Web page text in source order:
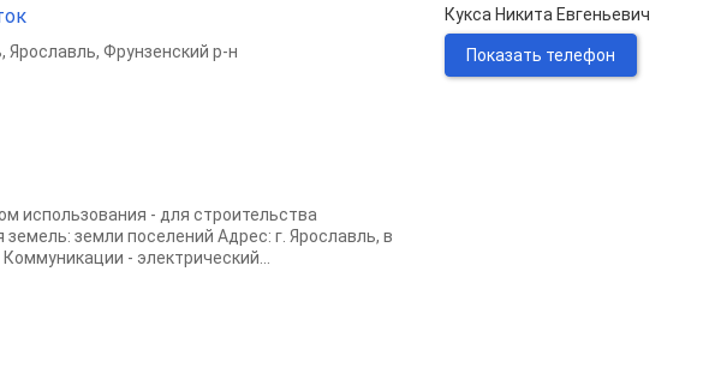
, Ярославль, Фрунзенский р-н
использования - для строительства
земли поселений Адрес: г. Ярославль, в
- электрический...
Кукса Никита Евгеньевич
Показать телефон